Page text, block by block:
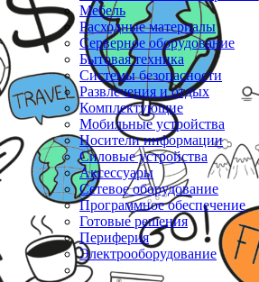
Мебель
Расходные материалы
Серверное оборудование
Бытовая техника
Системы безопасности
Развлечения и отдых
Комплектующие
Мобильные устройства
Носители информации
Силовые устройства
Аксессуары
Сетевое оборудование
Программное обеспечение
Готовые решения
Периферия
Электрооборудование